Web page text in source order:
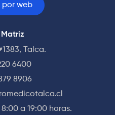
por web
Talca.
6400
8906
a 19:00 horas.